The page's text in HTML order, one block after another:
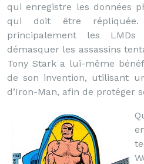
qui enregistre les données
qui doit être répliquée.
principalement les
démasquer les assassins
Tony Stark a lui-même
de son invention, utilisant
d’Iron-Man, afin de protéger